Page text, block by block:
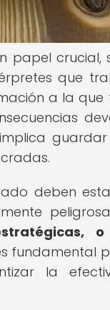
papel crucial,
que
a la que
guardar
deben
fundamental
la